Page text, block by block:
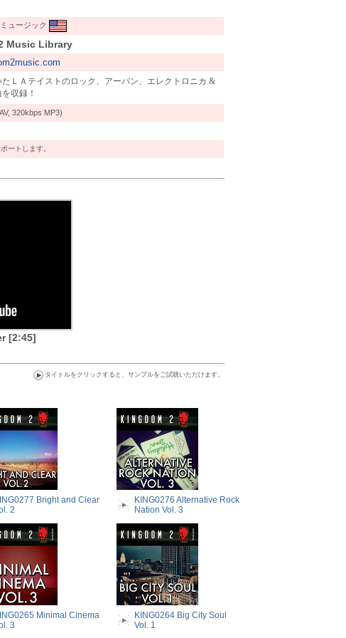
ュージック
Music Library
たＬＡテイストのロック、アーバン、エレクトロニカ &
収録！
320kbps MP3)
ートします。
[2:45]
タイトルをクリックすると、サンプルをご試聴いただけます。
Bright and Clear
2
KING0276 Alternative Rock
Nation Vol. 3
Minimal Cinema
3
KING0264 Big City Soul
Vol. 1